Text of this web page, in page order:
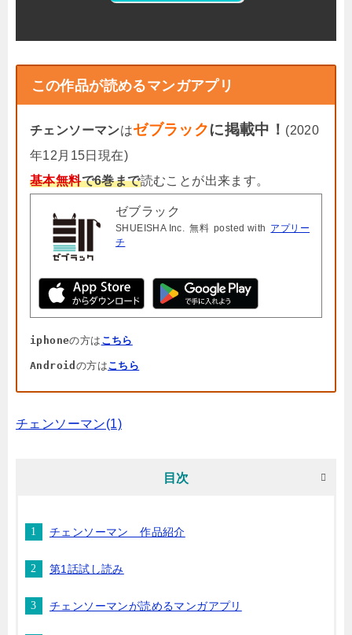
この作品が読めるマンガアプリ
チェンソーマンはゼブラックに掲載中！ (2020
年12月15日現在)
基本無料で6巻まで読むことが出来ます。
ゼブラック
SHUEISHA Inc. 無料 posted with アプリー
チ
iphoneの方は こちら
Android の方はこちら
チェンソーマン(1)
目次
チェンソーマン 作品紹介
第1話試し読み
チェンソーマンが読めるマンガアプリ